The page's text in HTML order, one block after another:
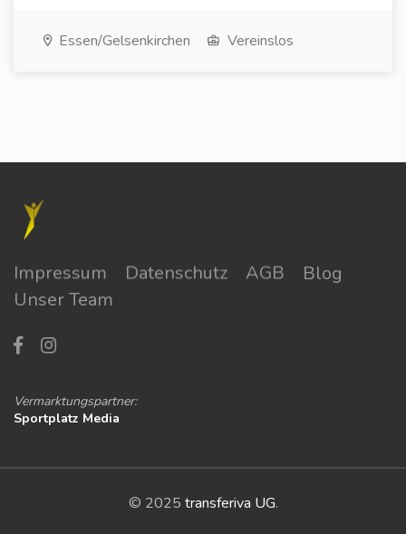
Essen/Gelsenkirchen Vereinslos
Impressum Datenschutz AGB
Blog
Unser Team
Vermarktungspartner:
Sportplatz Media
© 2025 transferiva UG.